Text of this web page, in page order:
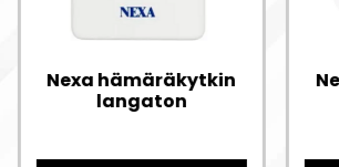
Nexa hämäräkytkin
langaton